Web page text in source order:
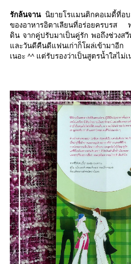
รักล้นจานนิยายโรแมนติกคอเมดี้ที่อ
ของอาหารอิตาเลียนที่อร่อยครบรส
ดิน จากคู่ปรับมาเป็นคู่รัก พอถึงช่วงส
ละวันดีคืนดีแฟนเก่าก็โผล่เข้ามาอี
เนอะ ^^ แต่รับรองว่าเป็นสูตรน้ำใสไม่